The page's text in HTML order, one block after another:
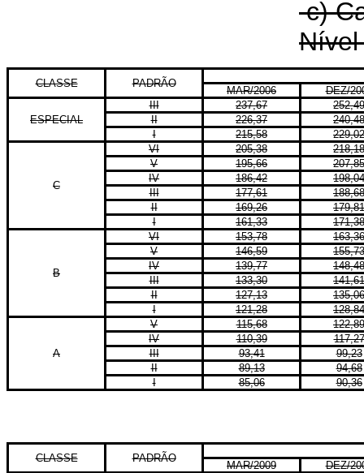
c)
Nível
CLASSE PADRÃO
MAR/2006 DEZ/
ESPECIAL
III 237,67
252,49
II
226,37
240,48
I
215,58 229,02
C
VI 205,38
218,18
V
195,66
207,85
IV
186,42
198,04
III
177,61
188,68
II
169,26
179,81
I
161,33 171,38
B
VI 153,78
163,36
V
146,59
155,73
IV
139,77
148,48
III
133,30
141,61
II
127,13
135,06
I
121,28 128,84
A
V 115,68
122,89
IV
110,39
117,27
III
93,41
99,23
II
89,13
94,68
I
85,06 90,36
CLASSE PADRÃO
MAR/2009 DEZ/